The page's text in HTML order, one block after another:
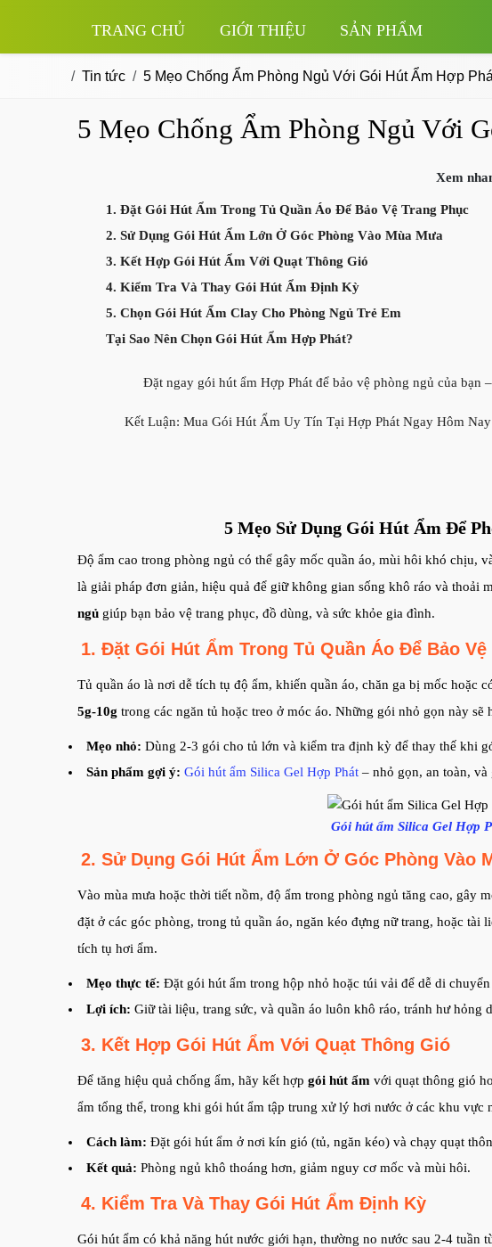
TRANG CHỦ GIỚI THIỆU SẢN PHẨM
Tin tức 5 Mẹo Chống Ẩm Phòng Ngủ Với Gói Hút Ẩm Hợp
5 Mẹo Chống Ẩm Phòng Ngủ Với
Xem
1. Đặt Gói Hút Ẩm Trong Tủ Quần Áo Để Bảo Vệ Trang Phục
2. Sử Dụng Gói Hút Ẩm Lớn Ở Góc Phòng Vào Mùa Mưa
3. Kết Hợp Gói Hút Ẩm Với Quạt Thông Gió
4. Kiểm Tra Và Thay Gói Hút Ẩm Định Kỳ
5. Chọn Gói Hút Ẩm Clay Cho Phòng Ngủ Trẻ Em
Tại Sao Nên Chọn Gói Hút Ẩm Hợp Phát?
Đặt ngay gói hút ẩm Hợp Phát để bảo vệ phòng ngủ của bạn
Kết Luận: Mua Gói Hút Ẩm Uy Tín Tại Hợp Phát Ngay Hôm
5 Mẹo Sử Dụng Gói Hút Ẩm Để
Độ ẩm cao trong phòng ngủ có thể gây mốc quần áo, mùi hôi khó chịu,
là giải pháp đơn giản, hiệu quả để giữ không gian sống khô ráo và thoải
ngủ giúp bạn bảo vệ trang phục, đồ dùng, và sức khỏe gia đình.
1. Đặt Gói Hút Ẩm Trong Tủ Quần Áo Để Bảo Vệ
Tủ quần áo là nơi dễ tích tụ độ ẩm, khiến quần áo, chăn ga bị mốc hoặc
5g-10g trong các ngăn tủ hoặc treo ở móc áo. Những gói nhỏ gọn này
Mẹo nhỏ: Dùng 2-3 gói cho tủ lớn và kiểm tra định kỳ để thay thế khi
Sản phẩm gợi ý: Gói hút ẩm Silica Gel Hợp Phát – nhỏ gọn, an toàn, và
Gói hút ẩm Silica Gel Hợp
2. Sử Dụng Gói Hút Ẩm Lớn Ở Góc Phòng Vào
Vào mùa mưa hoặc thời tiết nồm, độ ẩm trong phòng ngủ tăng cao, gây
đặt ở các góc phòng, trong tủ quần áo, ngăn kéo đựng nữ trang, hoặc
tích tụ hơi ẩm.
Mẹo thực tế: Đặt gói hút ẩm trong hộp nhỏ hoặc túi vải để dễ di
Lợi ích: Giữ tài liệu, trang sức, và quần áo luôn khô ráo, tránh hư hỏng
3. Kết Hợp Gói Hút Ẩm Với Quạt Thông Gió
Để tăng hiệu quả chống ẩm, hãy kết hợp gói hút ẩm với quạt thông gió
ẩm tổng thể, trong khi gói hút ẩm tập trung xử lý hơi nước ở các khu vực
Cách làm: Đặt gói hút ẩm ở nơi kín gió (tủ, ngăn kéo) và chạy quạt
Kết quả: Phòng ngủ khô thoáng hơn, giảm nguy cơ mốc và mùi hôi.
4. Kiểm Tra Và Thay Gói Hút Ẩm Định Kỳ
Gói hút ẩm có khả năng hút nước giới hạn, thường no nước sau 2-4